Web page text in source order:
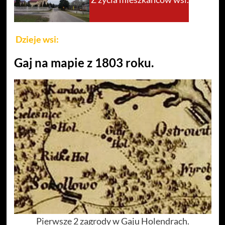
Dzieje wsi:
Gaj na mapie z 1803 roku.
Pierwsze 2 zagrody w Gaju Holendrach.